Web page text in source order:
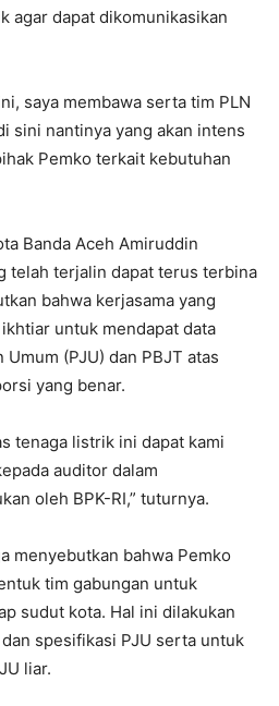
agar dapat dikomunikasikan
saya membawa serta tim PLN
sini nantinya yang akan intens
Pemko terkait kebutuhan
Banda Aceh Amiruddin
telah terjalin dapat terus terbina
bahwa kerjasama yang
untuk mendapat data
(PJU) dan PBJT atas
yang benar.
tenaga listrik ini dapat kami
auditor dalam
oleh BPK-RI,” tuturnya.
menyebutkan bahwa Pemko
tim gabungan untuk
sudut kota. Hal ini dilakukan
spesifikasi PJU serta untuk
liar.